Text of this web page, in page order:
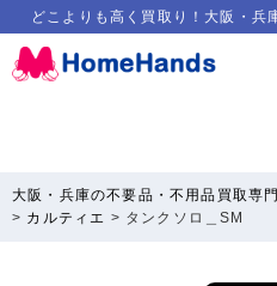
どこよりも高く買取り！大阪・兵
大阪・兵庫の不要品・不用品買取専
> カルティエ > タンクソロ＿SM